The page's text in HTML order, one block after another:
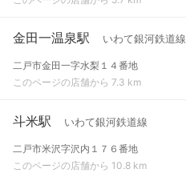
金田一温泉駅 いわて銀河鉄道線
二戸市金田一字水梨１４番地
このページの店舗から 7.3 km
斗米駅 いわて銀河鉄道線
二戸市米沢字沢内１７６番地
このページの店舗から 10.8 km